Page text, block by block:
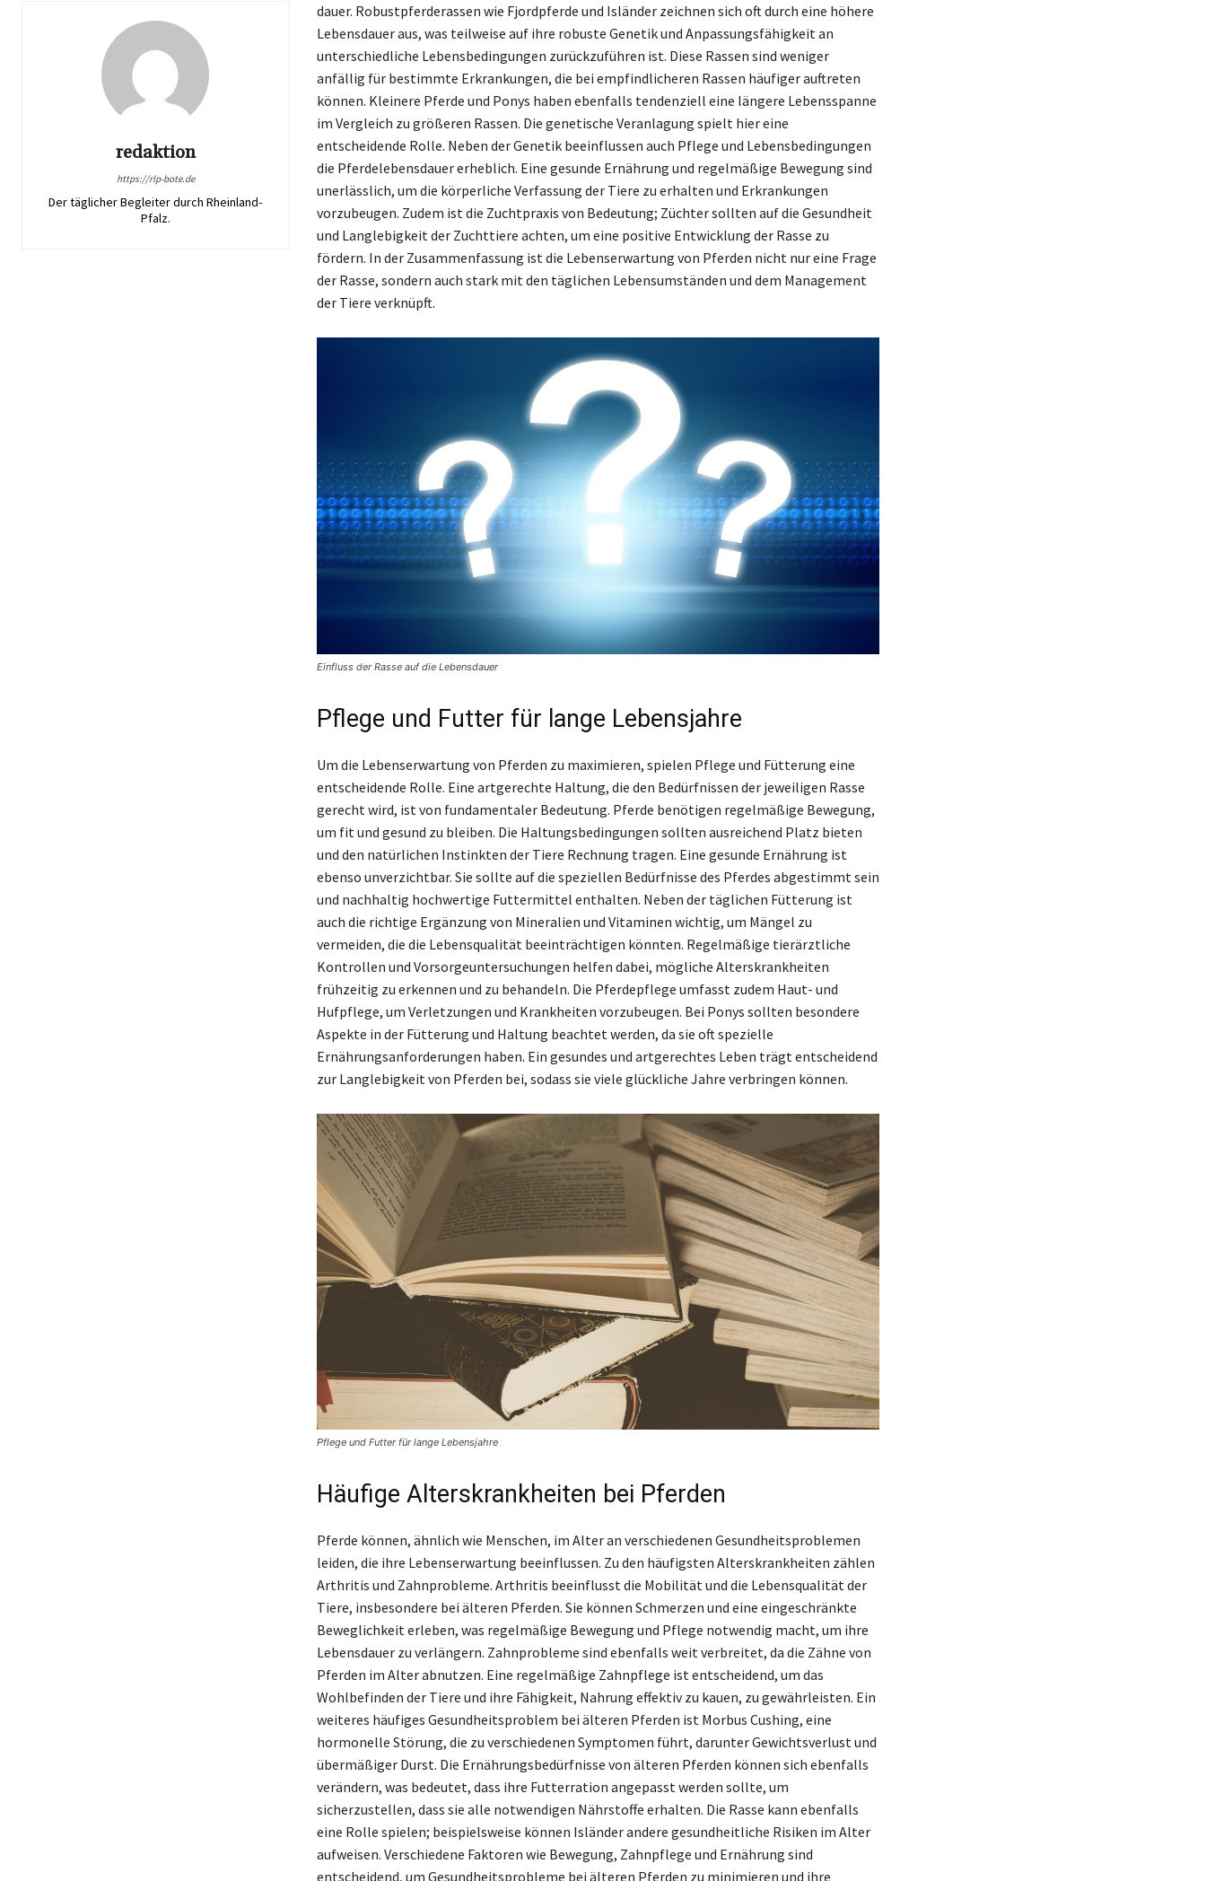
redaktion
https://rlp-bote.de
Der täglicher Begleiter durch Rheinland-
Pfalz.
dauer. Robustpferderassen wie Fjordpferde und Isländer zeichnen sich oft durch eine höhere
Lebensdauer aus, was teilweise auf ihre robuste Genetik und Anpassungsfähigkeit an
unterschiedliche Lebensbedingungen zurückzuführen ist. Diese Rassen sind weniger
anfällig für bestimmte Erkrankungen, die bei empfindlicheren Rassen häufiger auftreten
können. Kleinere Pferde und Ponys haben ebenfalls tendenziell eine längere Lebensspanne
im Vergleich zu größeren Rassen. Die genetische Veranlagung spielt hier eine
entscheidende Rolle. Neben der Genetik beeinflussen auch Pflege und Lebensbedingungen
die Pferdelebensdauer erheblich. Eine gesunde Ernährung und regelmäßige Bewegung sind
unerlässlich, um die körperliche Verfassung der Tiere zu erhalten und Erkrankungen
vorzubeugen. Zudem ist die Zuchtpraxis von Bedeutung; Züchter sollten auf die Gesundheit
und Langlebigkeit der Zuchttiere achten, um eine positive Entwicklung der Rasse zu
fördern. In der Zusammenfassung ist die Lebenserwartung von Pferden nicht nur eine Frage
der Rasse, sondern auch stark mit den täglichen Lebensumständen und dem Management
der Tiere verknüpft.
Einfluss der Rasse auf die Lebensdauer
Pflege und Futter für lange Lebensjahre
Um die Lebenserwartung von Pferden zu maximieren, spielen Pflege und Fütterung eine
entscheidende Rolle. Eine artgerechte Haltung, die den Bedürfnissen der jeweiligen Rasse
gerecht wird, ist von fundamentaler Bedeutung. Pferde benötigen regelmäßige Bewegung,
um fit und gesund zu bleiben. Die Haltungsbedingungen sollten ausreichend Platz bieten
und den natürlichen Instinkten der Tiere Rechnung tragen. Eine gesunde Ernährung ist
ebenso unverzichtbar. Sie sollte auf die speziellen Bedürfnisse des Pferdes abgestimmt sein
und nachhaltig hochwertige Futtermittel enthalten. Neben der täglichen Fütterung ist
auch die richtige Ergänzung von Mineralien und Vitaminen wichtig, um Mängel zu
vermeiden, die die Lebensqualität beeinträchtigen könnten. Regelmäßige tierärztliche
Kontrollen und Vorsorgeuntersuchungen helfen dabei, mögliche Alterskrankheiten
frühzeitig zu erkennen und zu behandeln. Die Pferdepflege umfasst zudem Haut- und
Hufpflege, um Verletzungen und Krankheiten vorzubeugen. Bei Ponys sollten besondere
Aspekte in der Fütterung und Haltung beachtet werden, da sie oft spezielle
Ernährungsanforderungen haben. Ein gesundes und artgerechtes Leben trägt entscheidend
zur Langlebigkeit von Pferden bei, sodass sie viele glückliche Jahre verbringen können.
Pflege und Futter für lange Lebensjahre
Häufige Alterskrankheiten bei Pferden
Pferde können, ähnlich wie Menschen, im Alter an verschiedenen Gesundheitsproblemen
leiden, die ihre Lebenserwartung beeinflussen. Zu den häufigsten Alterskrankheiten zählen
Arthritis und Zahnprobleme. Arthritis beeinflusst die Mobilität und die Lebensqualität der
Tiere, insbesondere bei älteren Pferden. Sie können Schmerzen und eine eingeschränkte
Beweglichkeit erleben, was regelmäßige Bewegung und Pflege notwendig macht, um ihre
Lebensdauer zu verlängern. Zahnprobleme sind ebenfalls weit verbreitet, da die Zähne von
Pferden im Alter abnutzen. Eine regelmäßige Zahnpflege ist entscheidend, um das
Wohlbefinden der Tiere und ihre Fähigkeit, Nahrung effektiv zu kauen, zu gewährleisten. Ein
weiteres häufiges Gesundheitsproblem bei älteren Pferden ist Morbus Cushing, eine
hormonelle Störung, die zu verschiedenen Symptomen führt, darunter Gewichtsverlust und
übermäßiger Durst. Die Ernährungsbedürfnisse von älteren Pferden können sich ebenfalls
verändern, was bedeutet, dass ihre Futterration angepasst werden sollte, um
sicherzustellen, dass sie alle notwendigen Nährstoffe erhalten. Die Rasse kann ebenfalls
eine Rolle spielen; beispielsweise können Isländer andere gesundheitliche Risiken im Alter
aufweisen. Verschiedene Faktoren wie Bewegung, Zahnpflege und Ernährung sind
entscheidend, um Gesundheitsprobleme bei älteren Pferden zu minimieren und ihre